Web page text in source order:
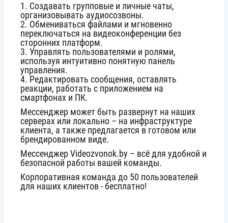
1. Создавать групповые и личные чаты,
организовывать аудиосозвоны.
2. Обмениваться файлами и мгновенно
переключаться на видеоконференции без
сторонних платформ.
3. Управлять пользователями и ролями,
используя интуитивно понятную панель
управления.
4. Редактировать сообщения, оставлять
реакции, работать с приложением на
смартфонах и ПК.
Мессенджер может быть развернут на наших
серверах или локально – на инфраструктуре
клиента, а также предлагается в готовом или
брендированном виде.
Мессенджер Videozvonok.by – всё для удобной и
безопасной работы вашей команды.
Корпоративная команда до 50 пользователей
для наших клиентов - бесплатно!